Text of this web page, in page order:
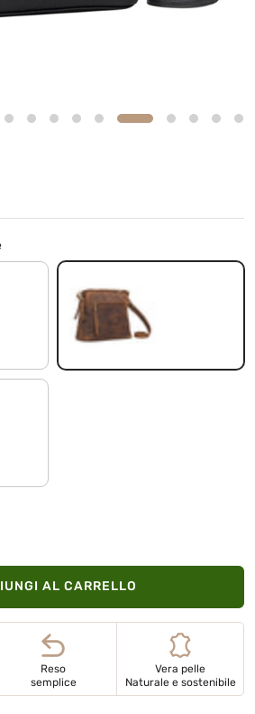
vinto - marrone
AL CARRELLO
Reso
semplice
Vera pelle
Naturale e sostenibile